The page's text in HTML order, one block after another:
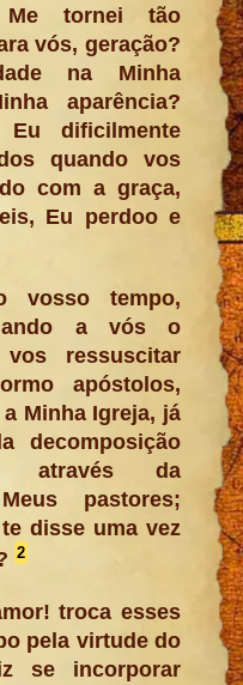
tornei tão
vós, geração?
na Minha
aparência?
dificilmente
quando vos
com a graça,
Eu perdoo e
tempo,
a vós o
ressuscitar
apóstolos,
Minha Igreja, já
decomposição
através da
pastores;
disse uma vez
2
troca esses
pela virtude do
se incorporar